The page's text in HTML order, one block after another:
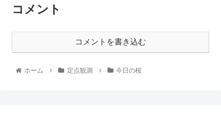
コメント
コメントを書き込む
ホーム 定点観測 今日の桜